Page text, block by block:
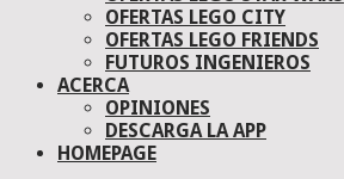
OFERTAS LEGO CITY
OFERTAS LEGO FRIENDS
FUTUROS INGENIEROS
ACERCA
OPINIONES
DESCARGA LA APP
HOMEPAGE